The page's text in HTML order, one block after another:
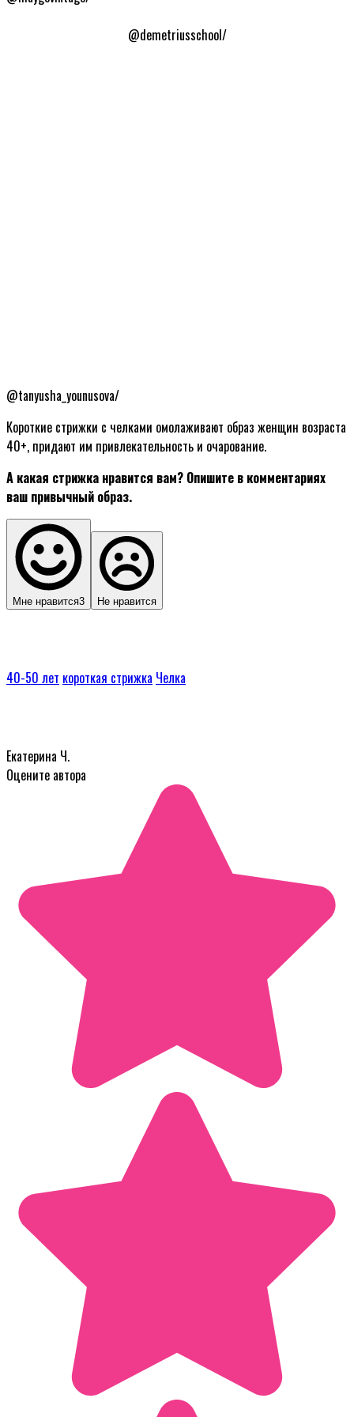
@demetriusschool/
@tanyusha_younusova/
Короткие стрижки с челками омолаживают образ женщин возраста
40+, придают им привлекательность и очарование.
А какая стрижка нравится вам? Опишите в комментариях
ваш привычный образ.
Мне нравится3 Не нравится
40-50 лет короткая стрижка Челка
Екатерина Ч.
Оцените автора